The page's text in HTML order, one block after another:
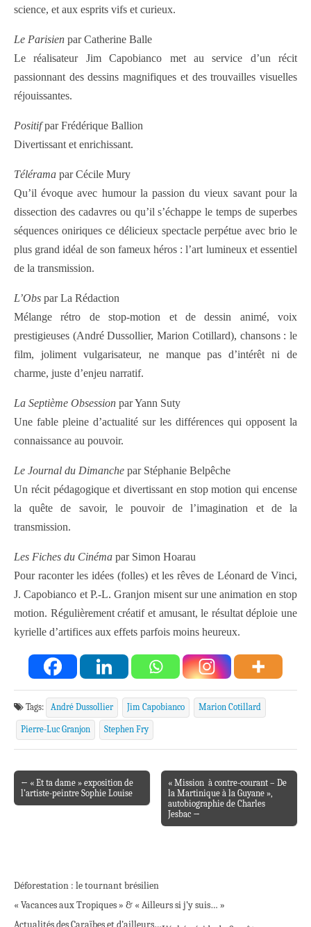
science, et aux esprits vifs et curieux.
Le Parisien par Catherine Balle
Le réalisateur Jim Capobianco met au service d’un récit
passionnant des dessins magnifiques et des trouvailles visuelles
réjouissantes.
Positifpar Frédérique Ballion
Divertissant et enrichissant.
Télérama par Cécile Mury
Qu’il évoque avec humour la passion du vieux savant pour la
dissection des cadavres ou qu’il s’échappe le temps de superbes
séquences oniriques ce délicieux spectacle perpétue avec brio le
plus grand idéal de son fameux héros : l’art lumineux et essentiel
de la transmission.
L’Obs par La Rédaction
Mélange rétro de stop-motion et de dessin animé, voix
prestigieuses (André Dussollier, Marion Cotillard), chansons : le
film, joliment vulgarisateur, ne manque pas d’intérêt ni de
charme, juste d’enjeu narratif.
La Septième Obsession par Yann Suty
Une fable pleine d’actualité sur les différences qui opposent la
connaissance au pouvoir.
Le Journal du Dimanche par Stéphanie Belpêche
Un récit pédagogique et divertissant en stop motion qui encense
la quête de savoir, le pouvoir de l’imagination et de la
transmission.
Les Fiches du Cinéma par Simon Hoarau
Pour raconter les idées (folles) et les rêves de Léonard de Vinci,
J. Capobianco et P.-L. Granjon misent sur une animation en stop
motion. Régulièrement créatif et amusant, le résultat déploie une
kyrielle d’artifices aux effets parfois moins heureux.
Tags: André Dussollier Jim Capobianco Marion Cotillard
Pierre-Luc Granjon Stephen Fry
Post navigation
← « Et ta dame » exposition de
l’artiste-peintre Sophie Louise
« Mission à contre-courant – De
la Martinique à la Guyane »,
autobiographie de Charles
Jesbac →
Déforestation : le tournant brésilien
« Vacances aux Tropiques » & « Ailleurs si j’y suis… »
Actualités des Caraïbes et d’ailleurs…